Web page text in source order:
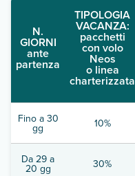
N.
GIORNI
ante
partenza
TIPOLOGIA
VACANZA:
pacchetti
con volo
Neos
o linea
charterizzata
Fino a 30
gg 10%
Da 29 a
20 gg 30%